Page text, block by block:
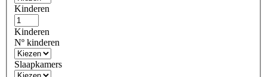
Kinderen
Kinderen
Nº kinderen
Slaapkamers